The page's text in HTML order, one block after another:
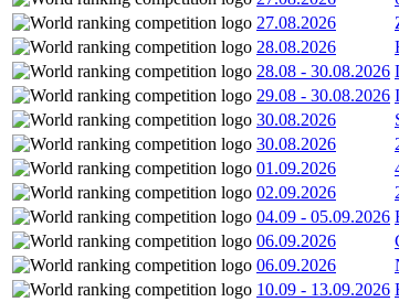
27.08.2026
28.08.2026
28.08 - 30.08.2026
29.08 - 30.08.2026
30.08.2026
30.08.2026
01.09.2026
02.09.2026
04.09 - 05.09.2026
06.09.2026
06.09.2026
10.09 - 13.09.2026